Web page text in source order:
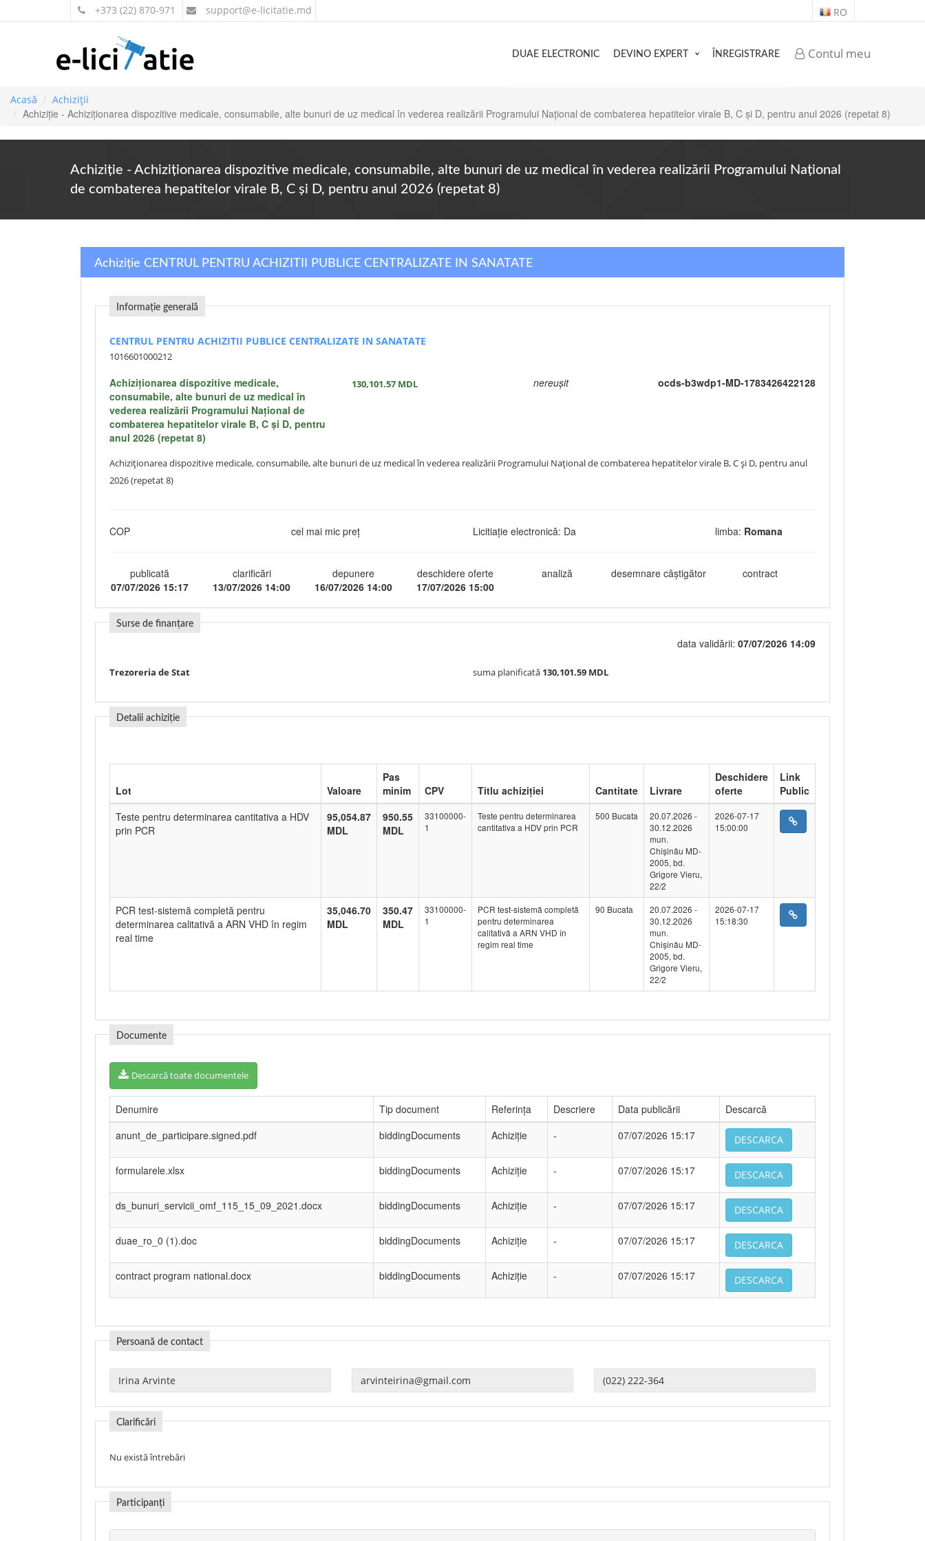
+373 (22) 870-971 support@e-licitatie.md RO
Contul meu
DUAE ELECTRONIC DEVINO EXPERT ÎNREGISTRARE
Acasă Achiziții
Achiziție - Achiziționarea dispozitive medicale, consumabile, alte bunuri de uz medical în vederea realizării Programului Naţional de combaterea hepatitelor virale B, C și D, pentru anul 2026 (repetat 8)
Achiziție - Achiziționarea dispozitive medicale, consumabile, alte bunuri de uz medical în vederea realizării Programului Naţional
de combaterea hepatitelor virale B, C și D, pentru anul 2026 (repetat 8)
Achiziție CENTRUL PENTRU ACHIZITII PUBLICE CENTRALIZATE IN SANATATE
Informație generală
CENTRUL PENTRU ACHIZITII PUBLICE CENTRALIZATE IN SANATATE
1016601000212
Achiziționarea dispozitive medicale,
consumabile, alte bunuri de uz medical în
vederea realizării Programului Naţional de
combaterea hepatitelor virale B, C și D, pentru
anul 2026 (repetat 8)
130,101.57 MDL nereușit ocds-b3wdp1-MD-1783426422128
Achiziționarea dispozitive medicale, consumabile, alte bunuri de uz medical în vederea realizării Programului Naţional de combaterea hepatitelor virale B, C și D, pentru anul
2026 (repetat 8)
COP cel mai mic preț Licitiație electronică: Da limba: Romana
publicată
07/07/2026 15:17
clarificări
13/07/2026 14:00
depunere
16/07/2026 14:00
deschidere oferte
17/07/2026 15:00
analiză desemnare câștigător contract
Surse de finanțare
data validării: 07/07/2026 14:09
Trezoreria de Stat suma planificată 130,101.59 MDL
Detalii achiziție
Lot Valoare
Pas
minim
CPV Titlu achiziției Cantitate Livrare
Deschidere
oferte
Link
Public
Teste pentru determinarea cantitativa a HDV
prin PCR
95,054.87
MDL
950.55
MDL
33100000-
1
Teste pentru determinarea
cantitativa a HDV prin PCR
500 Bucata
20.07.2026 -
30.12.2026
mun.
Chișinău MD-
2005, bd.
Grigore Vieru,
22/2
2026-07-17
15:00:00
PCR test-sistemă completă pentru
determinarea calitativă a ARN VHD în regim
real time
35,046.70
MDL
350.47
MDL
33100000-
1
PCR test-sistemă completă
pentru determinarea
calitativă a ARN VHD în
regim real time
90 Bucata
20.07.2026 -
30.12.2026
mun.
Chișinău MD-
2005, bd.
Grigore Vieru,
22/2
2026-07-17
15:18:30
Documente
Descarcă toate documentele
Denumire Tip document Referința Descriere Data publicării
Descarcă
anunt_de_participare.signed.pdf
biddingDocuments Achiziție - 07/07/2026 15:17 DESCARCA
formularele.xlsx biddingDocuments Achiziție - 07/07/2026 15:17 DESCARCA
ds_bunuri_servicii_omf_115_15_09_2021.docx biddingDocuments Achiziție - 07/07/2026 15:17 DESCARCA
duae_ro_0 (1).doc biddingDocuments Achiziție - 07/07/2026 15:17 DESCARCA
contract program national.docx biddingDocuments Achiziție - 07/07/2026 15:17 DESCARCA
Persoană de contact
Clarificări
Nu există întrebări
Participanți